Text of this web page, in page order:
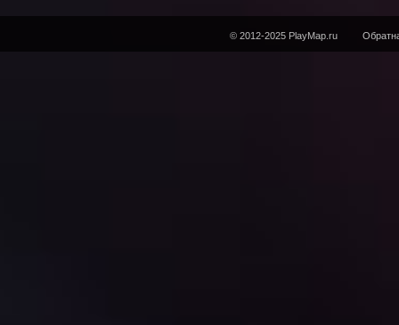
© 2012-2025 PlayMap.ru